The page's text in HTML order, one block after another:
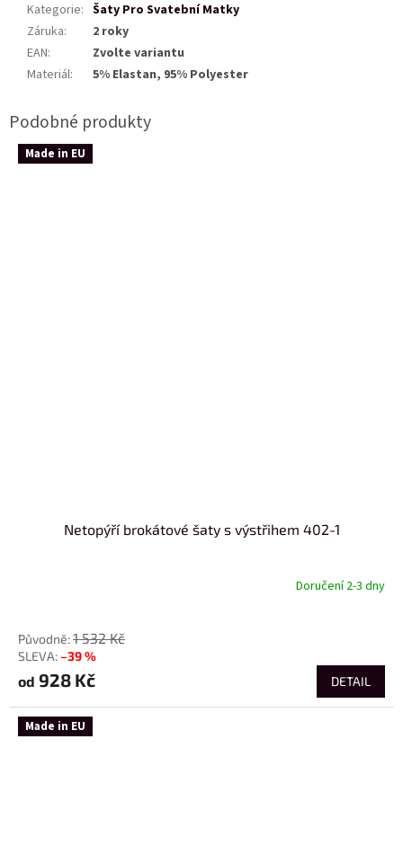
Kategorie: Šaty Pro Svatební Matky
Záruka:
2 roky
EAN:
Zvolte variantu
Materiál: 5% Elastan, 95% Polyester
Made in EU
Netopýří brokátové šaty s výstřihem 402-1
Doručení 2-3 dny
1 532 Kč
–39 %
od 928 Kč DETAIL
Made in EU